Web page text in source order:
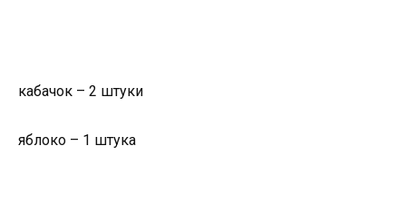
кабачок – 2 штуки
яблоко – 1 штука